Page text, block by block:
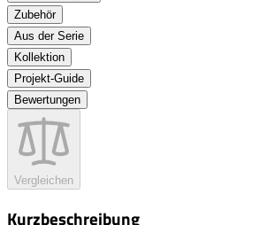
Zubehör
Aus der Serie
Kollektion
Projekt-Guide
Bewertungen
Vergleichen
Kurzbeschreibung